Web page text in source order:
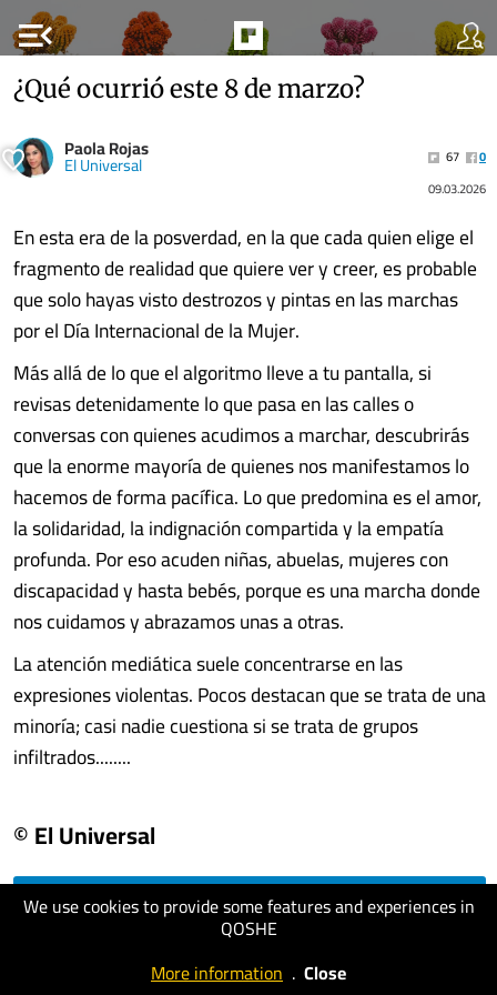
menu_open
We use cookies to provide some features and experiences in
QOSHE
More information . Close
¿Qué ocurrió este 8 de marzo?
Paola Rojas
El Universal 67
0
09.03.2026
En esta era de la posverdad, en la que cada quien elige el
fragmento de realidad que quiere ver y creer, es probable
que solo hayas visto destrozos y pintas en las marchas
por el Día Internacional de la Mujer.
Más allá de lo que el algoritmo lleve a tu pantalla, si
revisas detenidamente lo que pasa en las calles o
conversas con quienes acudimos a marchar, descubrirás
que la enorme mayoría de quienes nos manifestamos lo
hacemos de forma pacífica. Lo que predomina es el amor,
la solidaridad, la indignación compartida y la empatía
profunda. Por eso acuden niñas, abuelas, mujeres con
discapacidad y hasta bebés, porque es una marcha donde
nos cuidamos y abrazamos unas a otras.
La atención mediática suele concentrarse en las
expresiones violentas. Pocos destacan que se trata de una
minoría; casi nadie cuestiona si se trata de grupos
infiltrados........
© El Universal
visit website